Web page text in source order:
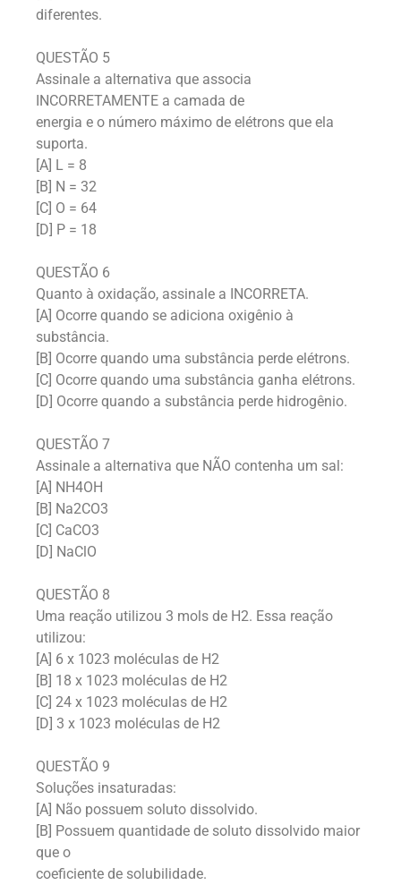
diferentes.
QUESTÃO 5
Assinale a alternativa que associa
INCORRETAMENTE a camada de
energia e o número máximo de elétrons que ela
suporta.
[A] L = 8
[B] N = 32
[C] O = 64
[D] P = 18
QUESTÃO 6
Quanto à oxidação, assinale a INCORRETA.
[A] Ocorre quando se adiciona oxigênio à
substância.
[B] Ocorre quando uma substância perde elétrons.
[C] Ocorre quando uma substância ganha elétrons.
[D] Ocorre quando a substância perde hidrogênio.
QUESTÃO 7
Assinale a alternativa que NÃO contenha um sal:
[A] NH4OH
[B] Na2CO3
[C] CaCO3
[D] NaClO
QUESTÃO 8
Uma reação utilizou 3 mols de H2. Essa reação
utilizou:
[A] 6 x 1023 moléculas de H2
[B] 18 x 1023 moléculas de H2
[C] 24 x 1023 moléculas de H2
[D] 3 x 1023 moléculas de H2
QUESTÃO 9
Soluções insaturadas:
[A] Não possuem soluto dissolvido.
[B] Possuem quantidade de soluto dissolvido maior
que o
coeficiente de solubilidade.